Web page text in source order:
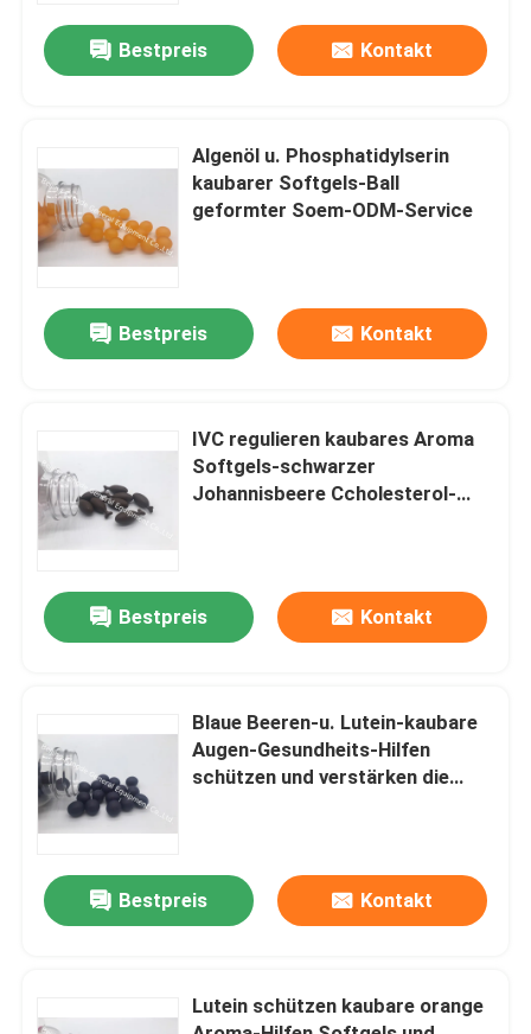
Haus
Über uns
Qualitätskontrolle
Treten Sie mit uns in Verbindung
Nachrichten
Fälle
IVC Ergänzungen
Bestpreis Kontakt
Algenöl u. Phosphatidylserin
kaubarer Softgels-Ball
geformter Soem-ODM-Service
Bestpreis Kontakt
IVC regulieren kaubares Aroma
Softgels-schwarzer
Johannisbeere Ccholesterol-
Bestpreis Kontakt
Blaue Beeren-u. Lutein-kaubare
Augen-Gesundheits-Hilfen
schützen und verstärken die
Bestpreis Kontakt
Lutein schützen kaubare orange